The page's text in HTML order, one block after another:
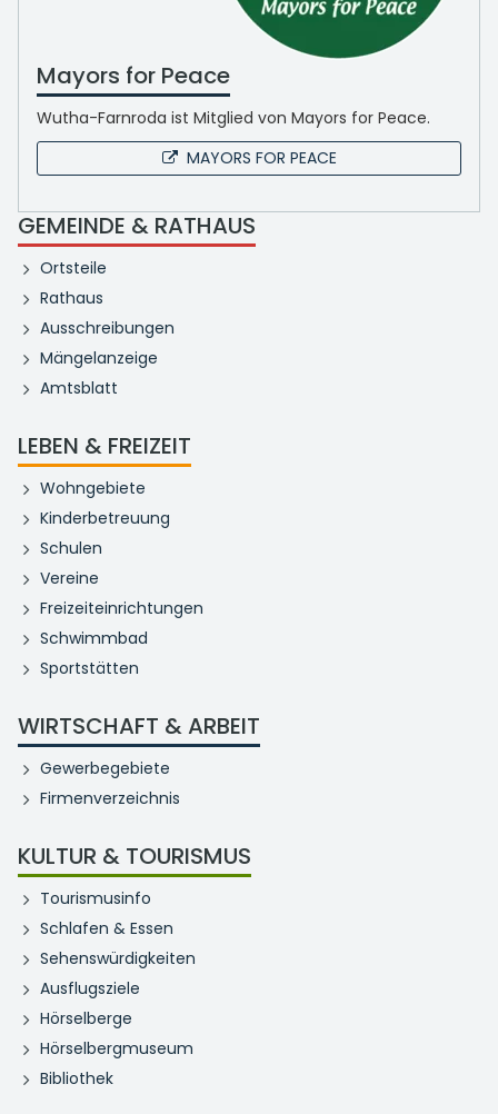
Mayors for Peace
Wutha-Farnroda ist Mitglied von Mayors for Peace.
MAYORS FOR PEACE
GEMEINDE & RATHAUS
Ortsteile
Rathaus
Ausschreibungen
Mängelanzeige
Amtsblatt
LEBEN & FREIZEIT
Wohngebiete
Kinderbetreuung
Schulen
Vereine
Freizeiteinrichtungen
Schwimmbad
Sportstätten
WIRTSCHAFT & ARBEIT
Gewerbegebiete
Firmenverzeichnis
KULTUR & TOURISMUS
Tourismusinfo
Schlafen & Essen
Sehenswürdigkeiten
Ausflugsziele
Hörselberge
Hörselbergmuseum
Bibliothek